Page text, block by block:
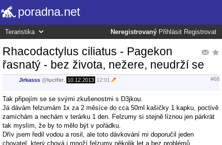
poradna.net
Neregistrovaný Přihlásit Registrovat
Rhacodactylus ciliatus - Pagekon
řasnatý - bez života, nežere, neudrží se
Jirkasss @lucifer 10.12.2013 12:01 #68
Tak připojím se se svými zkušenostmi s D3jkou.
Já dávám felzumám 1x za 2 měsíce do cca 50ml kašičky 1 kapku, poctivě
zamíchám a nechám v terárku 1 den. Felzumy si stejně líznou jen párkrát
tak myslím, že by to mělo být v pořádku.
Dřív jsem ředil vodou a rosil, ale toto dávkování mi doporučil jeden
chovatel, který chová i množí felzumy několik let a bez problémů.